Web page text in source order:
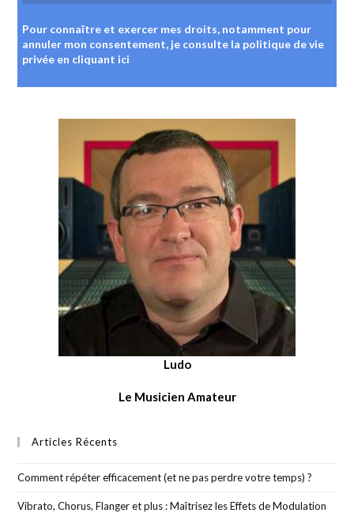
Pour connaître et exercer mes droits, notamment pour
annuler mon consentement, je consulte la politique de vie
privée en cliquant ici
Ludo
Le Musicien Amateur
Articles Récents
Comment répéter efficacement (et ne pas perdre votre temps) ?
Vibrato, Chorus, Flanger et plus : Maîtrisez les Effets de Modulation